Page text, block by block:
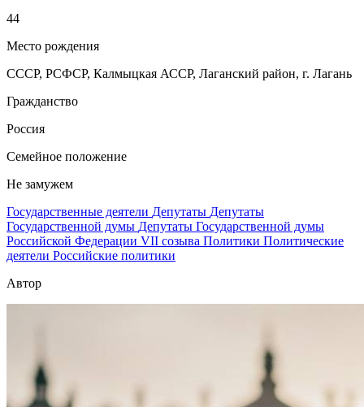
44
Место рождения
СССР, РСФСР, Калмыцкая АССР, Лаганский район, г. Лагань
Гражданство
Россия
Семейное положение
Не замужем
Государственные деятели Депутаты Депутаты
Государственной думы Депутаты Государственной думы
Российской Федерации VII созыва Политики Политические
деятели Российские политики
Автор